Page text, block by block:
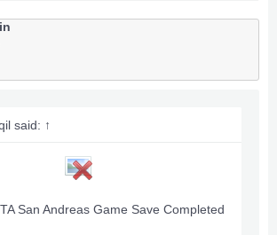
100,060,632
PM.
cannot be quoted.***
said: ↑
San Andreas Game Save Completed